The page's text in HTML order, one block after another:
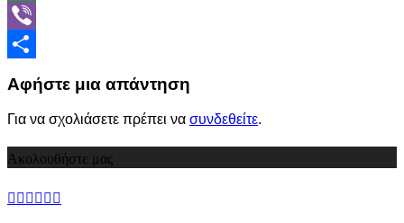
WhatsApp
Viber
Αφήστε μια απάντηση
Για να σχολιάσετε πρέπει να συνδεθείτε.
Ακολουθήστε μας